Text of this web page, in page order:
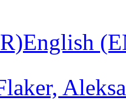
English